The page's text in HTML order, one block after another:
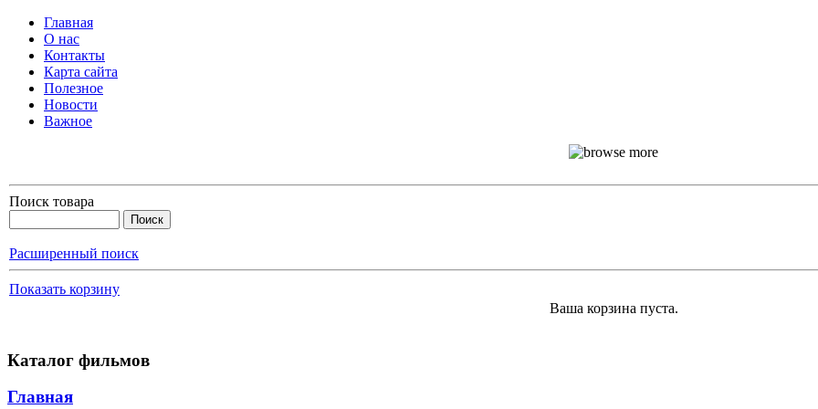
Главная
О нас
Контакты
Карта сайта
Полезное
Новости
Важное
Поиск товара
Расширенный поиск
Показать корзину
Ваша корзина пуста.
Каталог фильмов
Главная